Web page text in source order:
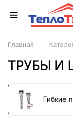
Главная –
ТРУБЫ И
Гибкие